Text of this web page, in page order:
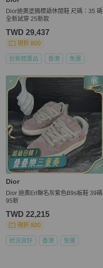
Dior迪奧塗鴉標語休閒鞋 尺碼：35 碼
全新試穿 25新款
TWD 29,437
現折 800
近新閒置品 香港 免運
Dior
Dior 迪奧Erl聯名灰紫色B9s板鞋 39碼
95新
TWD 22,215
現折 800
狀況良好 香港 免運